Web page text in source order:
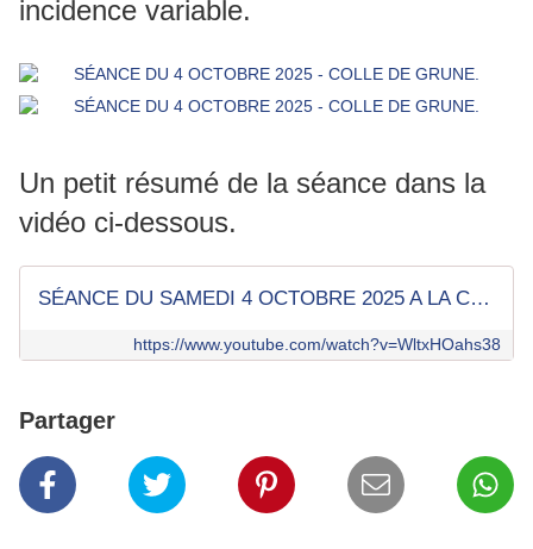
incidence variable.
Un petit résumé de la séance dans la
vidéo ci-dessous.
SÉANCE DU SAMEDI 4 OCTOBRE 2025 A LA COLLE DE GRUNE
https://www.youtube.com/watch?v=WltxHOahs38
Partager